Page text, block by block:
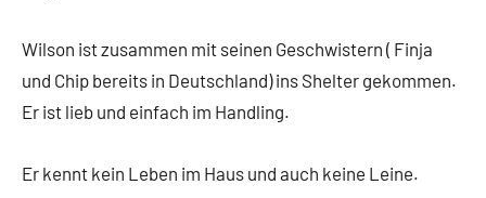
Wilson ist zusammen mit seinen Geschwistern ( Finja
und Chip bereits in Deutschland) ins Shelter gekommen.
Er ist lieb und einfach im Handling.
Er kennt kein Leben im Haus und auch keine Leine.